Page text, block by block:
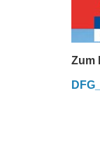
Zum